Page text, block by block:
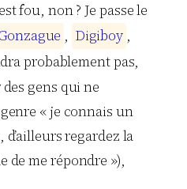
fou, non ? Je passe le
onzague , Digiboy ,
probablement pas,
gens qui ne
« je connais un
regardez la
de me répondre »),